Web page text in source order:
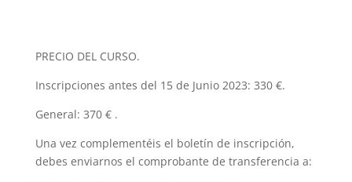
PRECIO DEL CURSO.
Inscripciones antes del 15 de Junio 2023: 330 €.
General: 370 € .
Una vez complementéis el boletín de inscripción,
debes enviarnos el comprobante de transferencia a: